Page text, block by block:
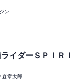
ン
イダーＳＰＩＲＩ
森章太郎